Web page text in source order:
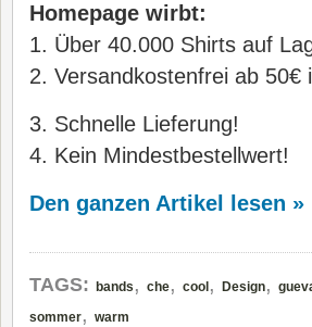
Homepage wirbt:
1. Über 40.000 Shirts auf
2. Versandkostenfrei ab 50€
3. Schnelle Lieferung!
4. Kein Mindestbestellwert!
Den ganzen Artikel lesen »
TAGS: bands , che, cool , Design,
sommer, warm